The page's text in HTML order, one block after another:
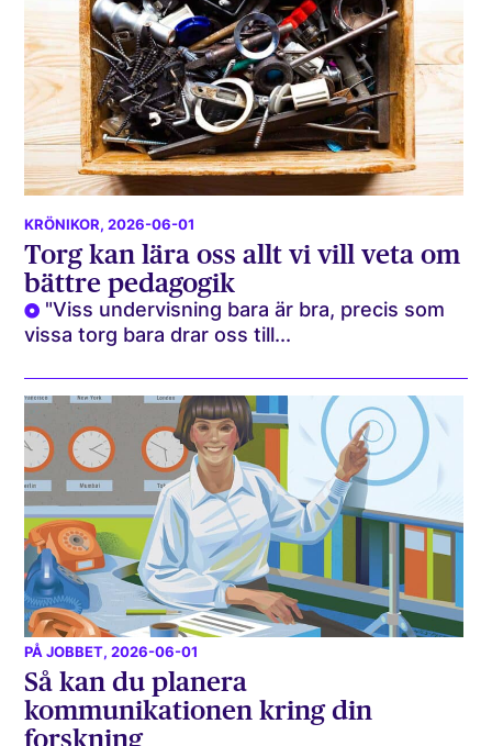
KRÖNIKOR, 2026-06-01
Torg kan lära oss allt vi vill veta om
bättre pedagogik
"Viss undervisning bara är bra, precis som
vissa torg bara drar oss till...
PÅ JOBBET, 2026-06-01
Så kan du planera
kommunikationen kring din
forskning